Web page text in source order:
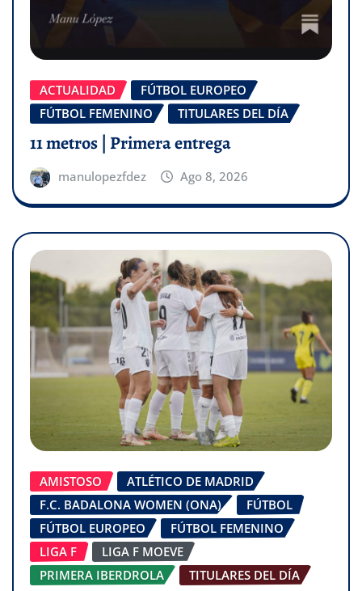
ACTUALIDAD
FÚTBOL EUROPEO
FÚTBOL FEMENINO
TITULARES DEL DÍA
11 metros | Primera entrega
manulopezfdez Ago 8, 2026
AMISTOSO
ATLÉTICO DE MADRID
F.C. BADALONA WOMEN (ONA)
FÚTBOL
FÚTBOL EUROPEO
FÚTBOL FEMENINO
LIGA F
LIGA F MOEVE
PRIMERA IBERDROLA
TITULARES DEL DÍA